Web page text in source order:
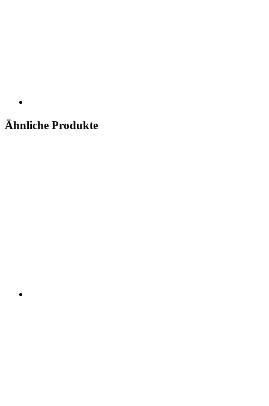
Ähnliche Produkte